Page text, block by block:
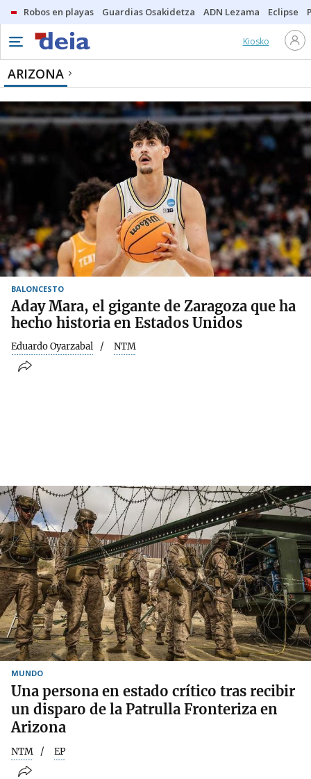
Robos en playas Guardias Osakidetza ADN Lezama Eclipse
Kiosko
ARIZONA
BALONCESTO
Aday Mara, el gigante de Zaragoza que ha
hecho historia en Estados Unidos
Eduardo Oyarzabal NTM
MUNDO
Una persona en estado crítico tras recibir
un disparo de la Patrulla Fronteriza en
Arizona
NTM EP